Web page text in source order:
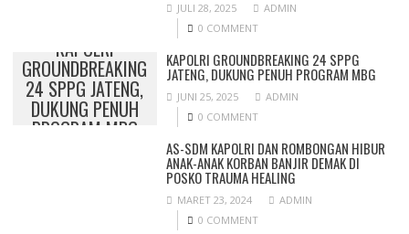
JULI 28, 2025
ADMIN
0 COMMENT
KAPOLRI
GROUNDBREAKING
24 SPPG JATENG,
DUKUNG PENUH
PROGRAM MBG
KAPOLRI GROUNDBREAKING 24 SPPG
JATENG, DUKUNG PENUH PROGRAM MBG
JUNI 25, 2025
ADMIN
0 COMMENT
AS-SDM KAPOLRI DAN ROMBONGAN HIBUR
ANAK-ANAK KORBAN BANJIR DEMAK DI
POSKO TRAUMA HEALING
MARET 23, 2024
ADMIN
0 COMMENT